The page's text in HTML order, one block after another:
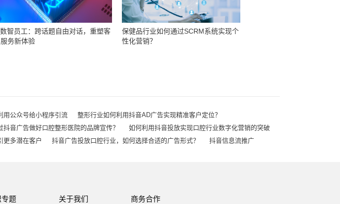
智员工：跨话题自由对话，重塑客
务新体验
保健品行业如何通过SCRM系统实现个
性化营销？
用公众号给小程序引流
整形行业如何利用抖音AD广告实现精准客户定位？
音广告做好口腔整形医院的品牌宣传？
如何利用抖音投放实现口腔行业数字化营销的突破
更多潜在客户 抖音广告投放口腔行业，如何选择合适的广告形式？ 抖音信息流推广
题 关于我们 商务合作